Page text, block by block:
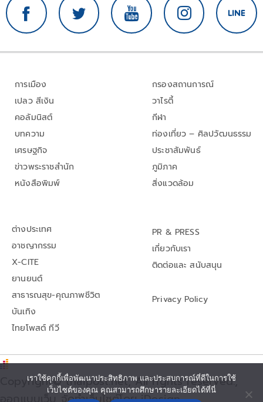
การเมือง
เปลว สีเงิน
คอลัมนิสต์
บทความ
เศรษฐกิจ
ข่าวพระราชสำนัก
หนังสือพิมพ์
กรองสถานการณ์
วาไรตี้
กีฬา
ท่องเที่ยว – ศิลปวัฒนธรรม
ประชาสัมพันธ์
ภูมิภาค
สิ่งแวดล้อม
ต่างประเทศ
อาชญากรรม
X-CITE
ยานยนต์
สาธารณสุข-คุณภาพชีวิต
บันเทิง
ไทยโพสต์ ทีวี
PR & PRESS
เกี่ยวกับเรา
ติดต่อและ สนับสนุน
Privacy Policy
Copyright© thaipost.net, All rights reserved.,
เราใช้คุกกี้เพื่อพัฒนาประสิทธิภาพ และประสบการณ์ที่ดีในการใช้
เว็บไซต์ของคุณ คุณสามารถศึกษารายละเอียดได้ที่นี่